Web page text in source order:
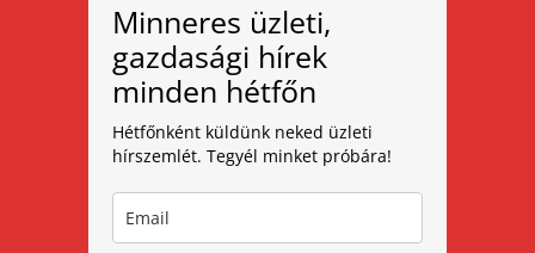
Minneres üzleti,
gazdasági hírek
minden hétfőn
Hétfőnként küldünk neked üzleti
hírszemlét. Tegyél minket próbára!